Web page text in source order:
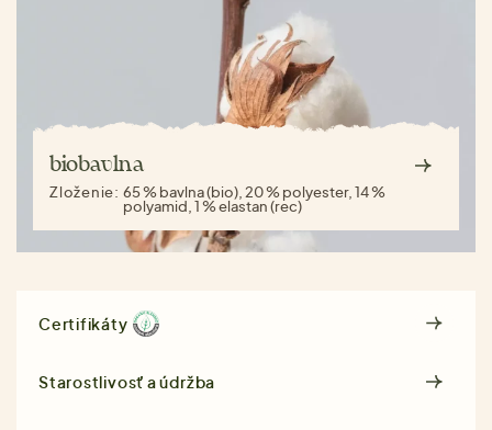
biobavlna
Zloženie: 65 % bavlna (bio), 20 % polyester, 14 %
polyamid, 1 % elastan (rec)
Certifikáty
Starostlivosť a údržba